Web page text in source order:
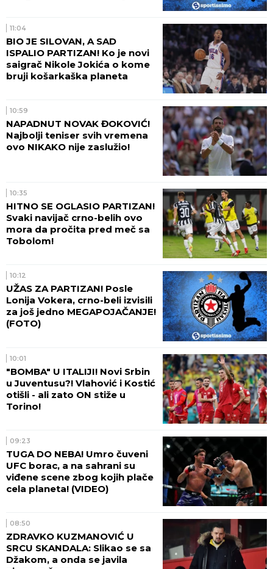
11:04
BIO JE SILOVAN, A SAD
ISPALIO PARTIZAN! Ko je novi
saigrač Nikole Jokića o kome
bruji košarkaška planeta
10:59
NAPADNUT NOVAK ĐOKOVIĆ!
Najbolji teniser svih vremena
ovo NIKAKO nije zaslužio!
10:35
HITNO SE OGLASIO PARTIZAN!
Svaki navijač crno-belih ovo
mora da pročita pred meč sa
Tobolom!
10:12
UŽAS ZA PARTIZAN! Posle
Lonija Vokera, crno-beli izvisili
za još jedno MEGAPOJAČANJE!
(FOTO)
10:01
"BOMBA" U ITALIJI! Novi Srbin
u Juventusu?! Vlahović i Kostić
otišli - ali zato ON stiže u
Torino!
09:23
TUGA DO NEBA! Umro čuveni
UFC borac, a na sahrani su
viđene scene zbog kojih plače
cela planeta! (VIDEO)
08:50
ZDRAVKO KUZMANOVIĆ U
SRCU SKANDALA: Slikao se sa
Džakom, a onda se javila